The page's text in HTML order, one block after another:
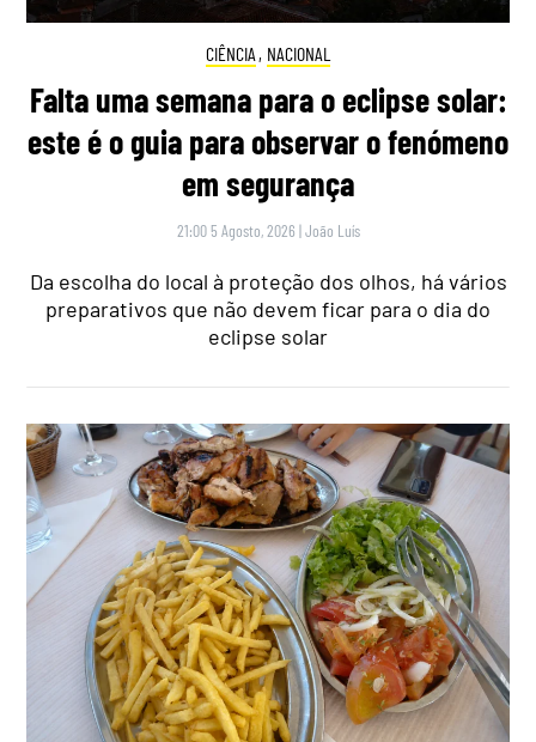
CIÊNCIA , NACIONAL
Falta uma semana para o eclipse solar:
este é o guia para observar o fenómeno
em segurança
21:00 5 Agosto, 2026 |João Luís
Da escolha do local à proteção dos olhos, há vários
preparativos que não devem ficar para o dia do
eclipse solar